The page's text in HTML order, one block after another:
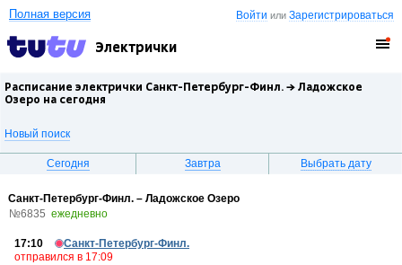
Войти илиЗарегистрироваться
Полная версия
Электрички
Расписание электрички Санкт-Петербург-Финл. → Ладожское
Озеро на сегодня
Новый поиск
Сегодня Завтра Выбрать дату
Санкт-Петербург-Финл. – Ладожское Озеро
№6835 ежедневно
17:10
Санкт-Петербург-Финл.
отправился в 17:09